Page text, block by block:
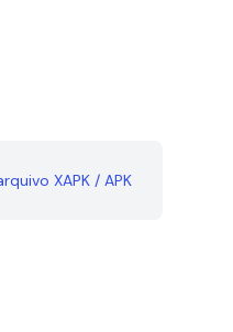
XAPK / APK